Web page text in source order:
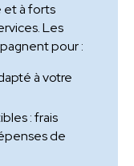
et à forts
Les
pour :
à votre
: frais
de